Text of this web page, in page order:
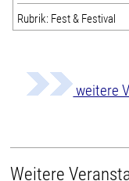
Rubrik: Fest & Festival
weitere
Weitere